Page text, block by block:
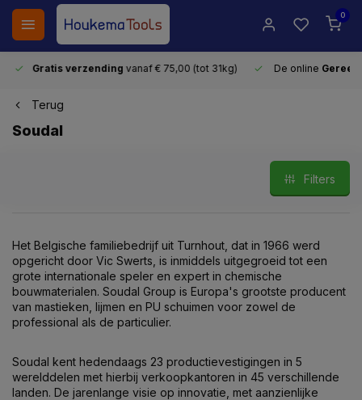
0
Gratis verzendingvanaf € 75,00 (tot 31kg) De online
Terug
Soudal
Filters
Het Belgische familiebedrijf uit Turnhout, dat in 1966 werd
opgericht door Vic Swerts, is inmiddels uitgegroeid tot een
grote internationale speler en expert in chemische
bouwmaterialen. Soudal Group is Europa's grootste producent
van mastieken, lijmen en PU schuimen voor zowel de
professional als de particulier.
Soudal kent hedendaags 23 productievestigingen in 5
werelddelen met hierbij verkoopkantoren in 45 verschillende
landen. De jarenlange visie op innovatie, met aanzienlijke